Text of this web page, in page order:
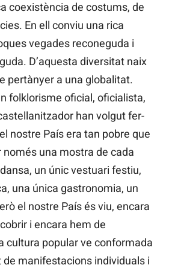
coexistència de costums, de
En ell conviu una rica
vegades reconeguda i
D’aquesta diversitat naix
pertànyer a una globalitat.
folklorisme oficial, oficialista,
han volgut fer-
nostre País era tan pobre que
una mostra de cada
un únic vestuari festiu,
una única gastronomia, un
el nostre País és viu, encara
i encara hem de
cultura popular ve conformada
de manifestacions individuals i